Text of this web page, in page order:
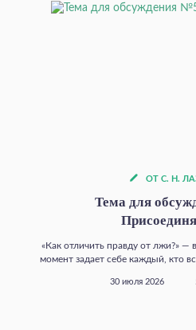
ОТ С. Н.
Тема для
«Как отличить правду от лжи?» —
момент задает себе каждый, кто
30 июля 2026